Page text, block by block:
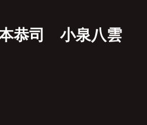
恭司 小泉八雲